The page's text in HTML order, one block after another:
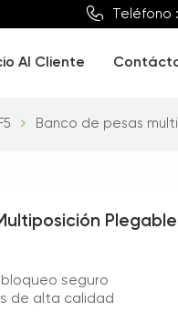
Teléfono :
Al Cliente
Banco de pesas
seguro
de alta calidad